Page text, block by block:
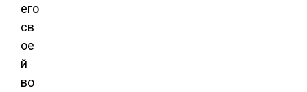
его
св
ое
й
во